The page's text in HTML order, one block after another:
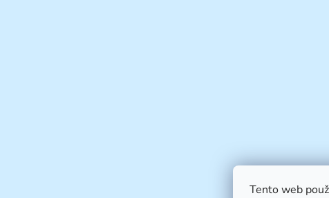
Tento web